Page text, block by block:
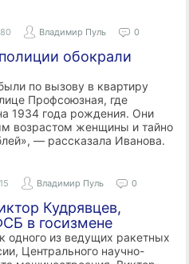
Владимир Пуль 0
обокрали
по вызову в квартиру
Профсоюзная, где
1934 года рождения. Они
возрастом женщины и тайно
— рассказала Иванова.
Владимир Пуль 0
Кудрявцев,
в госизмене
одного из ведущих ракетных
Центрального научно-